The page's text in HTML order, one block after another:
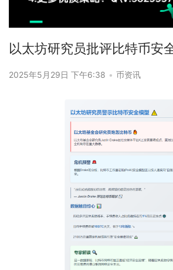
以太坊研究员批评比特币安
2025年5月29日 下午6:38 • 币资讯